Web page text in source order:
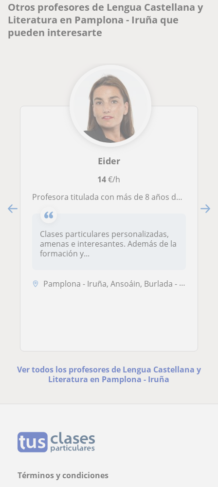
Otros profesores de Lengua Castellana y
Literatura en Pamplona - Iruña que
pueden interesarte
Eider
14€/h
Profesora titulada con más de 8 años de experiencia en la docencia. Adapto las clases a la edad, nacionalidad, etc.
Clases particulares personalizadas,
amenas e interesantes. Además de la
formación y...
Pamplona - Iruña, Ansoáin, Burlada - Burlata, Villava - Atarrabia
Ver todos los profesores de Lengua Castellana y
Literatura en Pamplona - Iruña
Términos y condiciones